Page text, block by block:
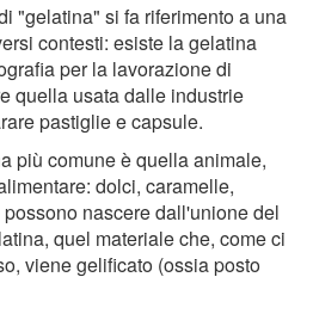
"gelatina" si fa riferimento a una
contesti: esiste la gelatina
per la lavorazione di
quella usata dalle industrie
pastiglie e capsule.
più comune è quella animale,
dolci, caramelle,
nascere dall'unione del
quel materiale che, come ci
viene gelificato (ossia posto